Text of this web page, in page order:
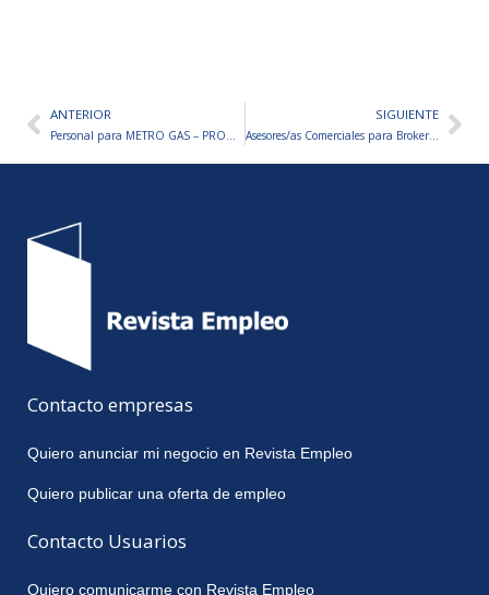
AntANTERIOR
Personal para METRO GAS – PROGRAMA DE PASANTÍAS 2026
SIGUIENTE
Asesores/as Comerciales para Broker de Medicina Prepaga
Contacto empresas
Quiero anunciar mi negocio en Revista Empleo
Quiero publicar una oferta de empleo
Contacto Usuarios
Quiero comunicarme con Revista Empleo